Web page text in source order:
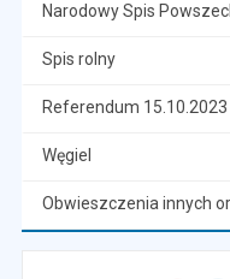
Narodowy Spis
Spis rolny
Referendum 15.10.2023
Węgiel
Obwieszczenia innych